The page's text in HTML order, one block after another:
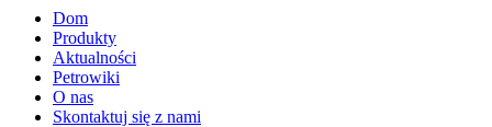
Dom
Produkty
Aktualności
Petrowiki
O nas
Skontaktuj się z nami